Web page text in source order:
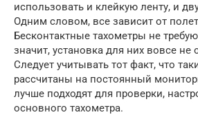
использовать и клейкую ленту, и
Одним словом, все зависит от
Бесконтактные тахометры не
значит, установка для них вовсе не
Следует учитывать тот факт, что
рассчитаны на постоянный
лучше подходят для проверки,
основного тахометра.